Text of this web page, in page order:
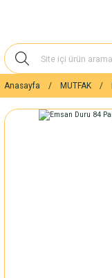
Anasayfa MUTFAK